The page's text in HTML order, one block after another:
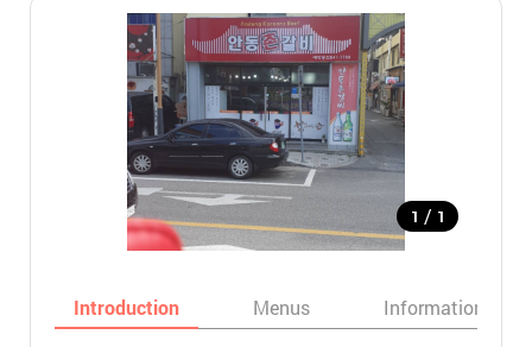
1 / 1
Introduction Menus Informations